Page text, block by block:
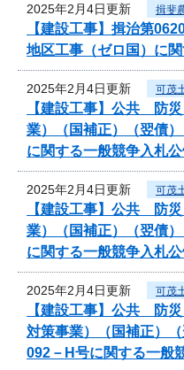
2025年2月4日更新 揖斐
【建設工事】揖治第
地区工事（ゼロ国）に
2025年2月4日更新 可茂
【建設工事】公共 防
業）（国補正）（翌債
に関する一般競争入札
2025年2月4日更新 可茂
【建設工事】公共 防
業）（国補正）（翌債
に関する一般競争入札
2025年2月4日更新 可茂
【建設工事】公共 防
対策事業）（国補正）
092－H号に関する一般